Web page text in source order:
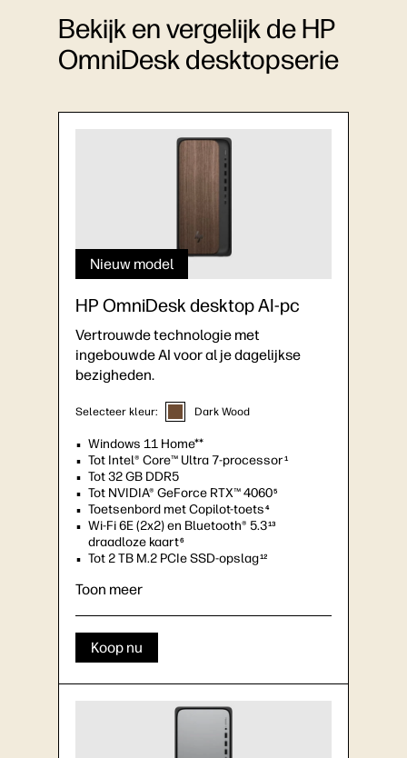
Bekijk en vergelijk de HP
OmniDesk desktopserie
Nieuw model
HP OmniDesk desktop AI-pc
Vertrouwde technologie met
ingebouwde AI voor al je dagelijkse
bezigheden.
Selecteer kleur: Dark Wood
Windows 11 Home**
Tot Intel® Core™ Ultra 7-processor1
Tot 32 GB DDR5
Tot NVIDIA® GeForce RTX™ 40605
Toetsenbord met Copilot-toets 4
Wi-Fi 6E (2x2) en Bluetooth® 5.313
draadloze kaart6
Tot 2 TB M.2 PCIe SSD-opslag12
C®-poorten
Toon meer
Koop nu